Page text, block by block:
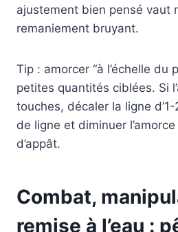
ajustement bien pensé vaut
remaniement bruyant.
Tip : amorcer “à l’échelle du
petites quantités ciblées. Si
touches, décaler la ligne
de ligne et diminuer
d’appât.
Combat,
remise à l’eau :